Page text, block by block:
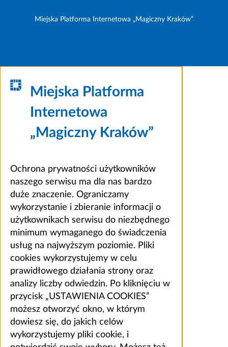
Miejska Platforma Internetowa „Magiczny Kraków”
Miejska Platforma
Internetowa
„Magiczny Kraków”
Ochrona prywatności użytkowników
naszego serwisu ma dla nas bardzo
duże znaczenie. Ograniczamy
wykorzystanie i zbieranie informacji o
użytkownikach serwisu do niezbędnego
minimum wymaganego do świadczenia
usług na najwyższym poziomie. Pliki
cookies wykorzystujemy w celu
prawidłowego działania strony oraz
analizy liczby odwiedzin. Po kliknięciu w
przycisk „USTAWIENIA COOKIES”
możesz otworzyć okno, w którym
dowiesz się, do jakich celów
wykorzystujemy pliki cookie, i